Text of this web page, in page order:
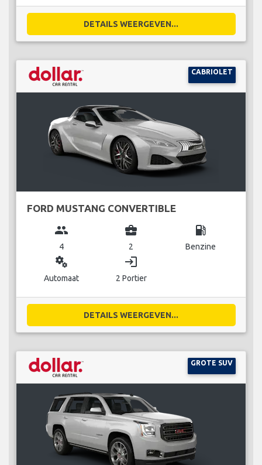
DETAILS WEERGEVEN...
CABRIOLET
FORD MUSTANG CONVERTIBLE
group
4
business_center
2
local_gas_station
Benzine
miscellaneous_services
Automaat
login
2 Portier
DETAILS WEERGEVEN...
GROTE SUV